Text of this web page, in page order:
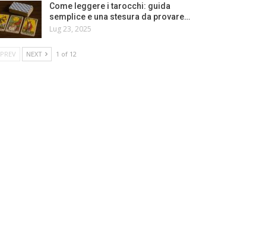
Come leggere i tarocchi: guida
semplice e una stesura da provare…
Lug 23, 2025
PREV NEXT 1 of 12